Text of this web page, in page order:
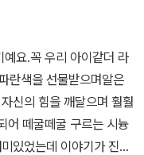
요.꼭 우리 아이같더 라
란색을 선물받으며알은
신의 힘을 깨달으며 훨훨
어 떼굴떼굴 구르는 시늉
있었는데 이야기가 진행